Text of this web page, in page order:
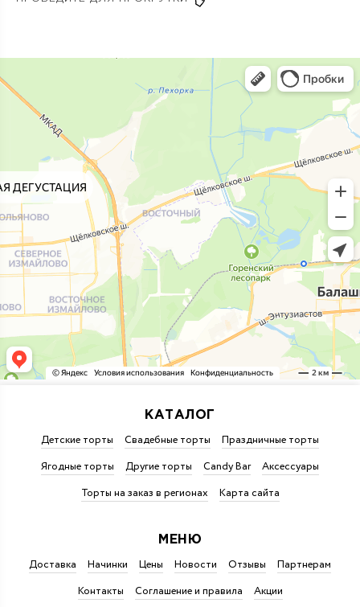
КАТАЛОГ
Детские торты Свадебные торты
Праздничные торты
Ягодные торты
Другие торты Candy Bar
Аксессуары
Торты на заказ в регионах
Карта сайта
МЕНЮ
Доставка Начинки Цены Новости Отзывы
Партнерам
Контакты
Соглашение и правила Акции